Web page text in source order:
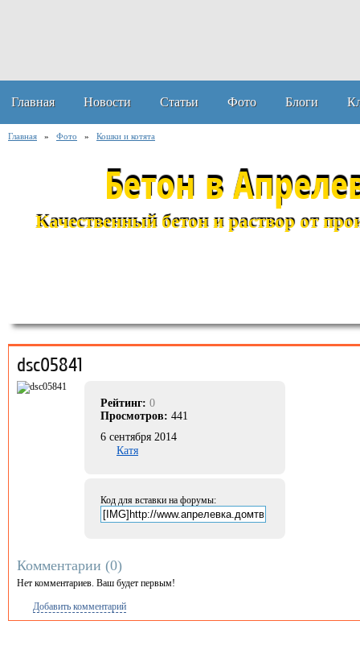
Главная Новости Статьи Фото Блоги
Главная » Фото » Кошки и котята
Бетон в
Качественный бетон и раствор от
dsc05841
Рейтинг: 0
Просмотров: 441
6 сентября 2014
Катя
Код для вставки на форумы:
Комментарии (0)
Нет комментариев. Ваш будет первым!
Добавить комментарий